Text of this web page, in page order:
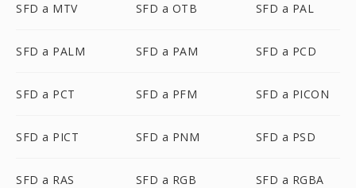
SFD a MTV SFD a OTB SFD a PAL
SFD a PALM SFD a PAM SFD a PCD
SFD a PCT SFD a PFM SFD a PICON
SFD a PICT SFD a PNM SFD a PSD
SFD a RAS SFD a RGB SFD a RGBA